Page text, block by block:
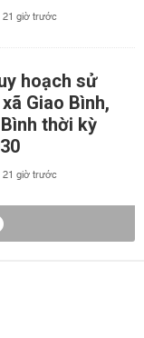
21 giờ trước
hoạch sử
Giao Bình,
thời kỳ
21 giờ trước